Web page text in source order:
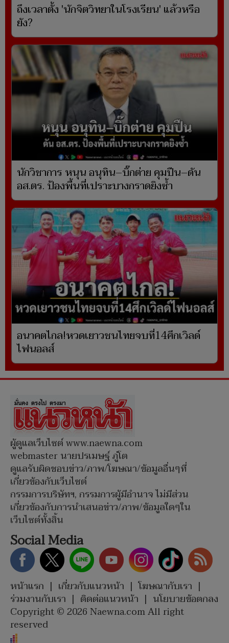
ถึงเวลาตั้ง 'นักจิตวิทยาในโรงเรียน' แล้วหรือ
ยัง?
นักวิชาการ หนุน อนุทิน–บิ๊กต่าย คุมปืน–ดัน
อส.ตร. ป้องพื้นที่เปราะบางกราดยิงซ้ำ
อนาคตไกล!หวดเยาวชนไทยจบที่14ศึกเวิลด์
ไฟนอลส์
ผู้ดูแลเว็บไซต์ www.naewna.com
webmaster นายปรเมษฐ์ ภู่โต
ดูแลรับผิดชอบข่าว/ภาพ/โฆษณา/ข้อมูลอื่นๆที่
เกี่ยวข้องกับเว็บไซต์
กรรมการบริษัทฯ, กรรมการผู้มีอำนาจ ไม่มีส่วน
เกี่ยวข้องกับการนำเสนอข่าว/ภาพ/ข้อมูลใดๆใน
เว็บไซต์ทั้งสิ้น
Social Media
หน้าแรก | เกี่ยวกับแนวหน้า | โฆษณากับเรา |
ร่วมงานกับเรา | ติดต่อแนวหน้า | นโยบายข้อตกลง
Copyright © 2026 Naewna.com All right
reserved